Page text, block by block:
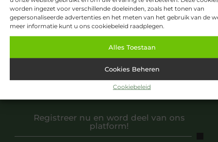
worden ingezet voor verschillende doeleinden, zoals het tonen van
gepersonaliseerde advertenties en het meten van het gebruik van de
meer informatie kunt u ons cookiebeleid raadplegen.
Alles Toestaan
Cookies Beheren
Cookiebeleid
Registreer nu en word deel van ons
platform!